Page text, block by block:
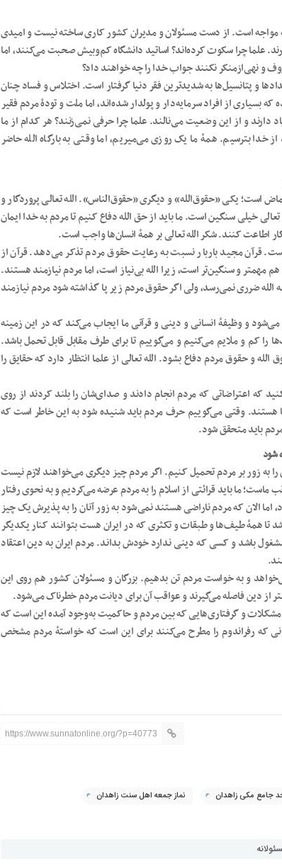
مواجه است. از دست مسئولان و مدیران کشور کاری ساخته نیست و امیدی
علما چرا سکوت کرده‌اند؟ اساتید دانشگاه کم‌وبیش صحبت می‌کنند، اما
و نهی‌ازمنکر نکنند جواب خدا را چه خواهند داد؟
و پتانسیل‌ها به شدیدترین فقر دنیا گرفتار است. اختلاس و فساد چنان
بسیاری از افراد سرمایه‌دار و پولدار شده‌اند، اما ملت و تودۀ مردم فقیر
و از این وضعیت می‌نالند. علما چرا حرفی نمی‌زنند؟ هر کدام از ما
خدا بترسیم. همۀ ما یک روزی می‌میریم، اما وقتی به بارگاه الله حاضر
است؛ یکی «حقوق‌الله» و دیگری «حقوق‌الناس». الله تعالی پروردگار و
خیلی سنگین است. ما باید از حق الله دفاع کنیم تا مردم به خدا ایمان
اطاعت کنند. شکر الله تعالی بر همۀ انسان‌ها واجب است.
قرآن مجید باربار نسبت به رعایت حقوق مردم تذکر می‌دهد. قرآن از
و سنگین‌تر است، زیرا الله بی‌نیاز است، اما مردم نیازمند هستند.
به الله ضرری نمی‌رسد، ولی اگر حقوق مردم زیر پا گذاشته شود مردم نیازمند
و وظیفۀ انسانی و دینی و قرآنی ما ایجاب می‌کند که در این زمینه
کم و ملایم می‌کنیم و می‌گوییم تا برای طرف مقابل قابل تحمل باشد.
و حقوق مردم دفاع بشود. الله تعالی از علما انتظار دارد که حقایق را
که اعتراضاتی که مردم انجام دادند و صدای‌شان را بلند کردند از روی
هستند. وقتی می‌گوییم حرف مردم باید شنیده شود به این خاطر است که
باید متحقق شود.
شود
را به زور بر مردم تحمیل کنیم. اگر مردم چیز دیگری می‌خواهند لازم نیست
ماست؛ ما باید قرائتی از اسلام را به مردم عرضه می‌کردیم و به نحوی رفتار
الان که مردم ناراضی هستند نمی‌شود به زور آنان را به پذیرش یک چیز
همۀ طیف‌ها و طبقات و تکثری که در ایران هست بتوانند کنار یکدیگر
باشد و کسی که دینی ندارد خودش بداند. مردم ایران به دین اعتقاد
و به خواست مردم تن بدهیم. بزرگان و مسئولان کشور هم روی این
از دین فاصله می‌گیرند و عواقب آن برای دیانت مردم خطرناک می‌شود.
مشکلات و گرفتاری‌هایی که بین مردم و حاکمیت به‌وجود آمده این است که
که رفراندوم را مطرح می‌کنند برای این است که خواستۀ مردم مشخص
https://www.sunnatonline.org/?p=40773
جامع مکی زاهدان نماز جمعه اهل سنت زاهدان